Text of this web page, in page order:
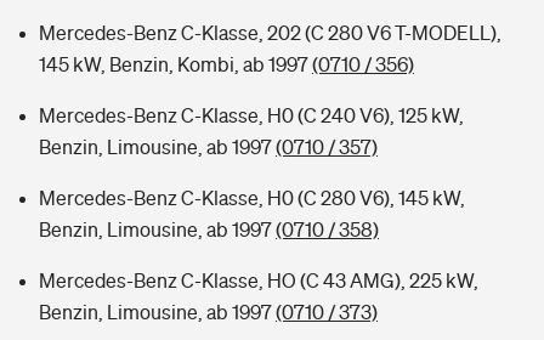
Mercedes-Benz C-Klasse, 202 (C 280 V6 T-MODELL),
145 kW, Benzin, Kombi, ab 1997(0710 / 356)
Mercedes-Benz C-Klasse, H0 (C 240 V6), 125 kW,
Benzin, Limousine, ab 1997(0710 / 357)
Mercedes-Benz C-Klasse, H0 (C 280 V6), 145 kW,
Benzin, Limousine, ab 1997(0710 / 358)
Mercedes-Benz C-Klasse, HO (C 43 AMG), 225 kW,
Benzin, Limousine, ab 1997(0710 / 373)